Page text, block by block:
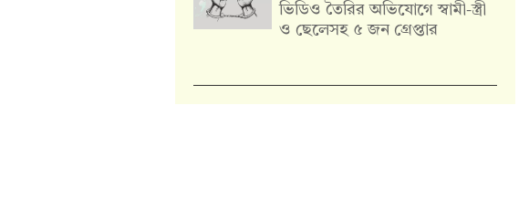
ভিডিও তৈরির অভিযোগে স্বামী-স্ত্রী
ও ছেলেসহ ৫ জন গ্রেপ্তার